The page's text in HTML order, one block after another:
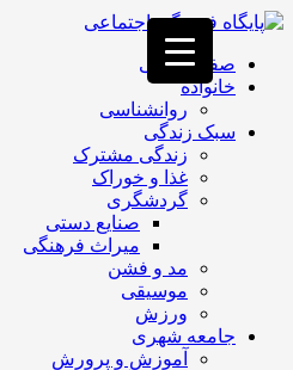
فصد
غرب
تهران
خشکشویی
تصفیه
تهران
صفحه اصلی
خانواده
روانشناسی
سبک زندگی
زندگی مشترک
غذا و خوراک
گردشگری
صنایع دستی
میراث فرهنگی
مد و فشن
موسیقی
ورزش
جامعه شهری
آموزش و پرورش